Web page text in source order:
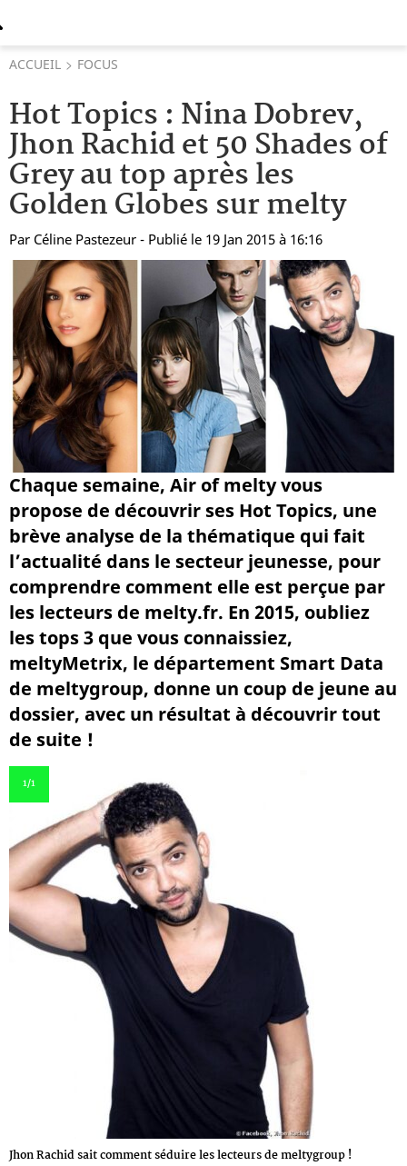
ACCUEIL FOCUS
Hot Topics : Nina Dobrev,
Jhon Rachid et 50 Shades of
Grey au top après les
Golden Globes sur melty
Par Céline Pastezeur - Publié le 19 Jan 2015 à 16:16
Chaque semaine, Air of melty vous
propose de découvrir ses Hot Topics, une
brève analyse de la thématique qui fait
l’actualité dans le secteur jeunesse, pour
comprendre comment elle est perçue par
les lecteurs de melty.fr. En 2015, oubliez
les tops 3 que vous connaissiez,
meltyMetrix, le département Smart Data
de meltygroup, donne un coup de jeune au
dossier, avec un résultat à découvrir tout
de suite !
1/1
Jhon Rachid sait comment séduire les lecteurs de meltygroup !